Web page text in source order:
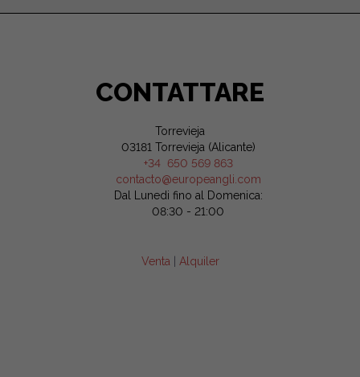
CONTATTARE
Torrevieja
03181 Torrevieja (Alicante)
+34 650 569 863
contacto@europeangli.com
Dal Lunedi fino al Domenica:
08:30 - 21:00
Venta Alquiler